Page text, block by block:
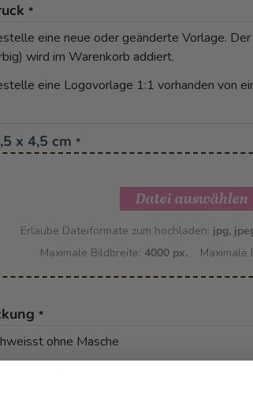
imageView larger imageView larger image
*
eine neue oder geänderte Vorlage.
wird im Warenkorb addiert.
eine Logovorlage 1:1 vorhanden von
x 4,5 cm *
Datei auswählen
Erlaube Dateiformate zum hochladen: jpg,
Maximale Bildbreite: 4000 px. Maximale
*
ohne Masche